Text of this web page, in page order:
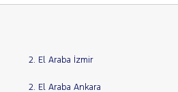
2. El Araba İzmir
2. El Araba Ankara